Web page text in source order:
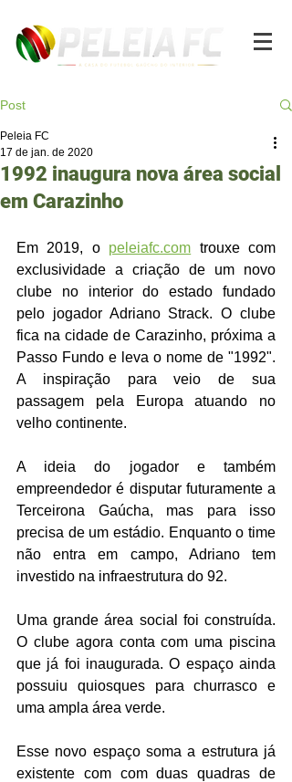
Post
1992 inaugura nova área social
em Carazinho
Peleia FC
17 de jan. de 2020
Em 2019, o peleiafc.com trouxe com
exclusividade a criação de um novo
clube no interior do estado fundado
pelo jogador Adriano Strack. O clube
fica na cidade de Carazinho, próxima a
Passo Fundo e leva o nome de "1992".
A inspiração para veio de sua
passagem pela Europa atuando no
velho continente.
A ideia do jogador e também
empreendedor é disputar futuramente a
Terceirona Gaúcha, mas para isso
precisa de um estádio. Enquanto o time
não entra em campo, Adriano tem
investido na infraestrutura do 92.
Uma grande área social foi construída.
O clube agora conta com uma piscina
que já foi inaugurada. O espaço ainda
possuiu quiosques para churrasco e
uma ampla área verde.
Esse novo espaço soma a estrutura já
existente com com duas quadras de